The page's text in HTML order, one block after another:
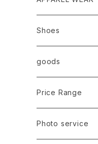
Ancellm
AURALEE
Import
ANN
ARMANI /
TOPS
T-SHIRTS (Tシャツ）
LSV (長袖Tシャツ）
OUTER
BLOUSON (ブルゾン）
JACKET (ジャケット)
BOTTOMS
DENIM (デニム)
Shoes
Sneaker
Leather shoes
Sandals
goods
Eye wear
Cap/Hat
Price Range
¥1,000〜¥5,000
Photo service